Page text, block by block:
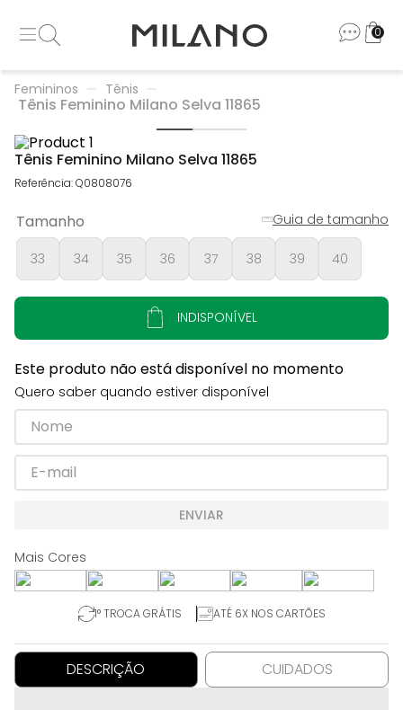
0
Femininos Tênis
Tênis Feminino Milano Selva 11865
Tênis Feminino Milano Selva 11865
Referência:Q0808076
Tamanho
33 34 35 36 37 38 39 40
Guia de tamanho
INDISPONÍVEL
Este produto não está disponível no momento
Quero saber quando estiver disponível
ENVIAR
1° TROCA GRÁTIS ATÉ 6X NOS CARTÕES
DESCRIÇÃO CUIDADOS